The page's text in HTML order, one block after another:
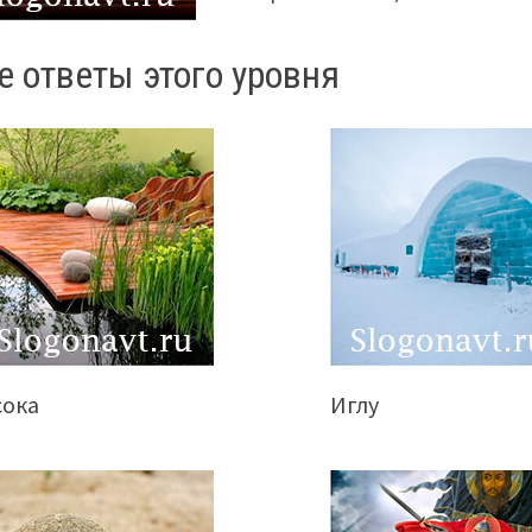
ответы этого уровня
Иглу